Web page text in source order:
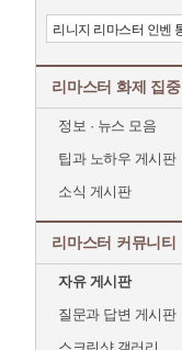
리마스터 화제 집중
정보 · 뉴스 모음
팁과 노하우 게시판
소식 게시판
리마스터 커뮤니티
자유 게시판
질문과 답변 게시판